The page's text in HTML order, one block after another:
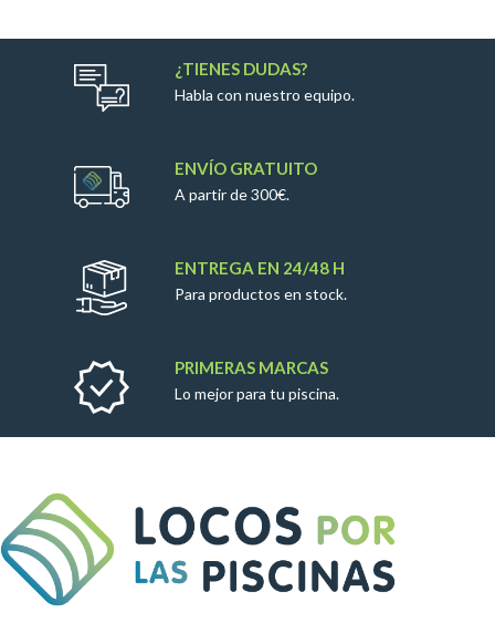
¿TIENES DUDAS?
Habla con nuestro equipo.
ENVÍO GRATUITO
A partir de 300€.
ENTREGA EN 24/48 H
Para productos en stock.
PRIMERAS MARCAS
Lo mejor para tu piscina.